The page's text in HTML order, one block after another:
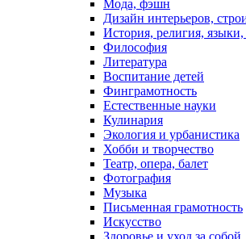
Мода, фэшн
Дизайн интерьеров,
История, религия, языки,
Философия
Литература
Воспитание детей
Финграмотность
Естественные науки
Кулинария
Экология и урбанистика
Хобби и творчество
Театр, опера, балет
Фотография
Музыка
Письменная грамотность
Искусство
Здоровье и уход за собой